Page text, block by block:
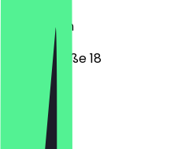
Berlin
Alboinstraße 18
Montag